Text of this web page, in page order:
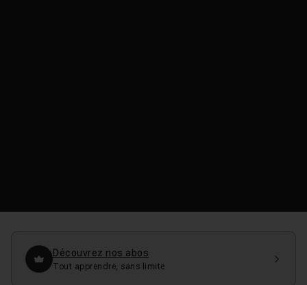
Découvrez nos abos
Tout apprendre, sans limite